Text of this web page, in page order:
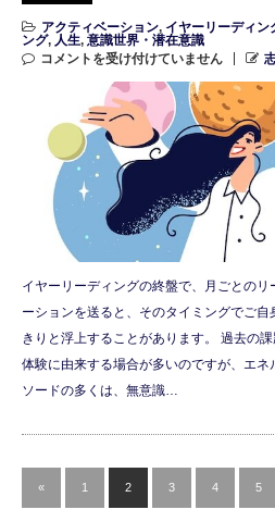
アクティベーション, イヤーリーディン
ング, 人生, 意識世界・潜在意識
コメントを受け付けていません
イヤーリーディングの終盤で、月ごとの
ーションを送ると、そのタイミングでご
きりと浮上することがあります。 過去の
体験に由来する場合が多いのですが、エ
ソードの多くは、無意識…
« 1 2 3 4 5